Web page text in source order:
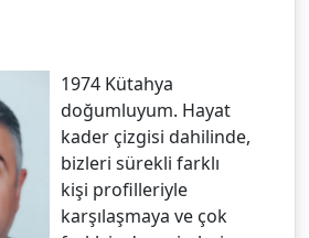
1974 Kütahya
doğumluyum. Hayat
kader çizgisi dahilinde,
bizleri sürekli farklı
kişi profilleriyle
karşılaşmaya ve çok